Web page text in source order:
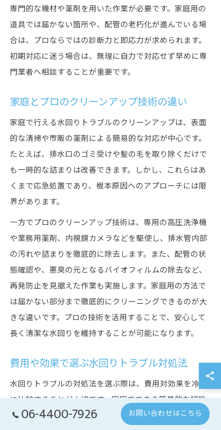
専門的な機材や薬剤を用いた作業が必要です。家庭用の
道具では届かない箇所や、配管の老朽化が進んでいる場
合は、プロならではの診断力と即応力が求められます。
初期対応に迷う場合は、無理に自力で対応せず早めに専
門業者へ相談することが重要です。
家庭とプロのクリーンアップ技術の違い
家庭で行える水回りトラブルのクリーンアップは、表面
的な清掃や市販の薬剤による簡易的な対応が中心です。
たとえば、排水口のゴミ受けや髪の毛を取り除くだけで
も一時的な詰まりは改善できます。しかし、これらはあ
くまで応急処置であり、根本原因へのアプローチには限
界があります。
一方でプロのクリーンアップ技術は、専用の高圧洗浄機
や業務用薬剤、内視鏡カメラなどを駆使し、排水管内部
の汚れや詰まりを徹底的に除去します。また、配管の状
態確認や、悪臭の元となるバイオフィルムの除去など、
再発防止を見据えた作業も実施します。家庭用の方法で
は届かない部分まで徹底的にクリーニングできるのが大
きな違いです。プロの技術を活用することで、安心して
長く清潔な水回りを維持することが可能になります。
費用や効果で選ぶ水回りトラブル対処法
水回りトラブルの対処法を選ぶ際は、費用対効果を冷静
に比較することが大切です。家庭でできる簡易的な掃除
や市販薬剤の使用は低コストですが、根本的な解決には
06-4400-7926 お問い合わせはこちら